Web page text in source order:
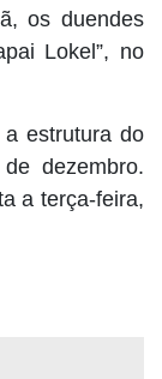
os duendes
Lokel”, no
estrutura do
dezembro.
a terça-feira,